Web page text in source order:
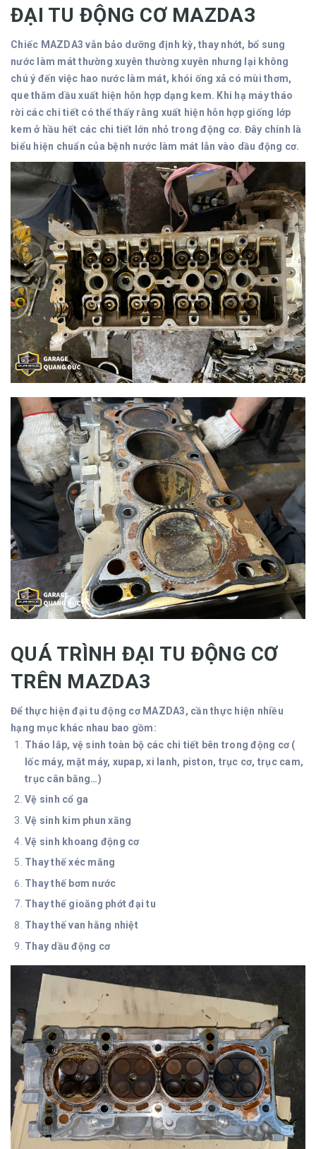
ĐẠI TU ĐỘNG CƠ MAZDA3
Chiếc MAZDA3 vẫn bảo dưỡng định kỳ, thay nhớt, bổ sung
nước làm mát thường xuyên thường xuyên nhưng lại không
chú ý đến việc hao nước làm mát, khói ống xả có mùi thơm,
que thăm dầu xuất hiện hỗn hợp dạng kem. Khi hạ máy tháo
rời các chi tiết có thể thấy rằng xuất hiện hỗn hợp giống lớp
kem ở hầu hết các chi tiết lớn nhỏ trong động cơ. Đây chính là
biểu hiện chuẩn của bệnh nước làm mát lẫn vào dầu động cơ.
QUÁ TRÌNH ĐẠI TU ĐỘNG CƠ
TRÊN MAZDA3
Để thực hiện đại tu động cơ MAZDA3, cần thực hiện nhiều
hạng mục khác nhau bao gồm:
Tháo lắp, vệ sinh toàn bộ các chi tiết bên trong động cơ (
lốc máy, mặt máy, xupap, xi lanh, piston, trục cơ, trục cam,
trục cân bằng…)
Vệ sinh cổ ga
Vệ sinh kim phun xăng
Vệ sinh khoang động cơ
Thay thế xéc măng
Thay thế bơm nước
Thay thế gioăng phớt đại tu
Thay thế van hằng nhiệt
Thay dầu động cơ